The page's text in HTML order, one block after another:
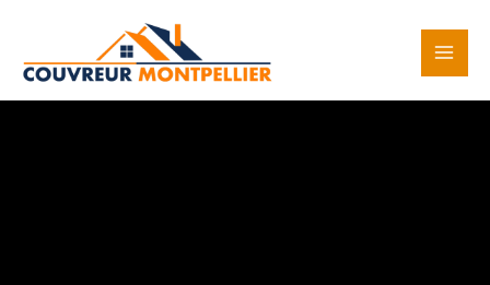
contenu